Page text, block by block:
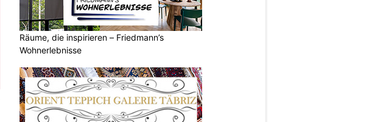
Räume, die inspirieren – Friedmann’s
Wohnerlebnisse